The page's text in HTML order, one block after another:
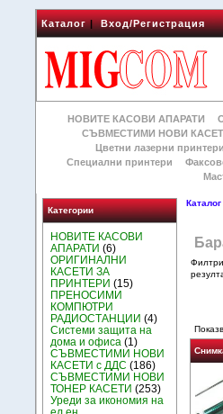
Каталог|Вход/Регистрация
НОВИТЕ КАСОВИ АПАРАТИ
СЪВМЕСТИМИ НОВИ
Цветни лазерни принтери
Специални принтери
Категории
НОВИТЕ КАСОВИ
АПАРАТИ (6)
ОРИГИНАЛНИ
КАСЕТИ ЗА
ПРИНТЕРИ (15)
ПРЕНОСИМИ
КОМПЮТРИ
РАДИОСТАНЦИИ (4)
Системи защита на
дома и офиса (1)
СЪВМЕСТИМИ НОВИ
КАСЕТИ с ДДС (186)
СЪВМЕСТИМИ НОВИ
ТОНЕР КАСЕТИ (253)
Уреди за икономия на
Каталог